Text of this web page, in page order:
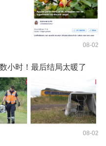
08-02
小时！最后结局太暖了
08-02